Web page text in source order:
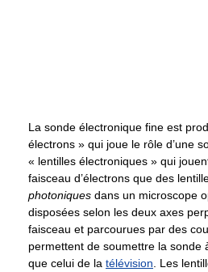
La sonde électronique fine est
électrons » qui joue le rôle d’une
« lentilles électroniques » qui
faisceau d’électrons que des
photoniques dans un microscope
disposées selon les deux axes
faisceau et parcourues par des
permettent de soumettre la sonde
que celui de la télévision . Les